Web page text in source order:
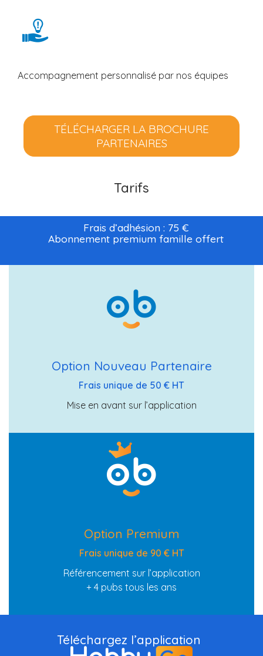
Accompagnement personnalisé par nos équipes
TÉLÉCHARGER LA BROCHURE
PARTENAIRES
Tarifs
Frais d’adhésion : 75 €
Abonnement premium famille offert
Option Nouveau Partenaire
Frais unique de 50 € HT
Mise en avant sur l’application
Option Premium
Frais unique de 90 € HT
Référencement sur l’application
+ 4 pubs tous les ans
Téléchargez l’application